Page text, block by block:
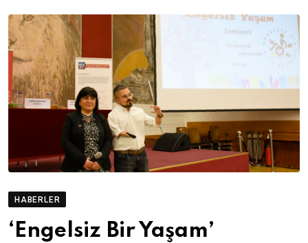
HABERLER
‘Engelsiz Bir Yaşam’